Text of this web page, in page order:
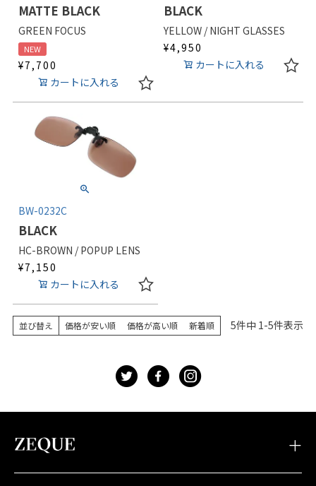
MATTE BLACK
GREEN FOCUS
NEW
¥7,700
カートに入れる
BLACK
YELLOW / NIGHT GLASSES
¥4,950
カートに入れる
BW-0232C
BLACK
HC-BROWN / POPUP LENS
¥7,150
カートに入れる
並び替え 価格が安い順 価格が高い順 新着順 5件中 1-5件表示
t f g